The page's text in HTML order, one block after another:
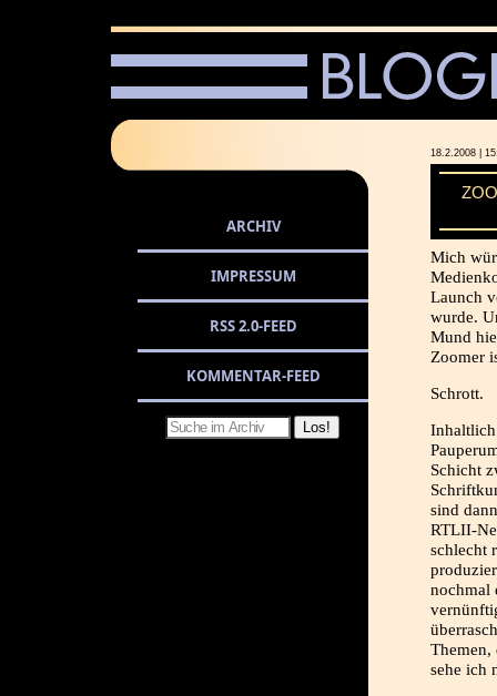
18.2.2008 |
Mich
Launch
wurde.
Mund
Zoomer
Schrott.
Schicht
sind
RTLII-
schlecht
nochmal
Themen,
sehe ich
ARCHIV
IMPRESSUM
RSS 2.0-FEED
KOMMENTAR-FEED